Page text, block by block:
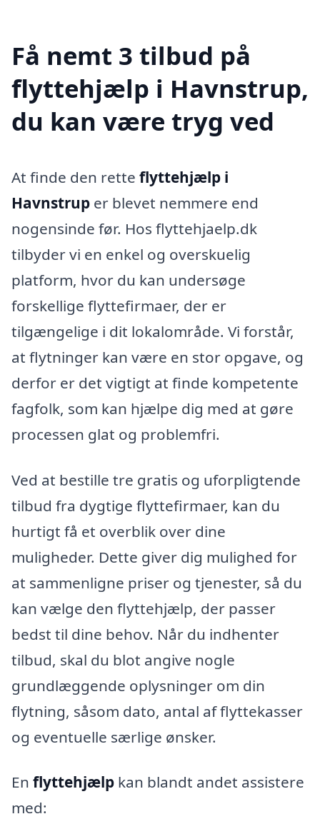
Få nemt 3 tilbud på
flyttehjælp i Havnstrup,
du kan være tryg ved
At finde den rette flyttehjælp i
Havnstrup er blevet nemmere end
nogensinde før. Hos flyttehjaelp.dk
tilbyder vi en enkel og overskuelig
platform, hvor du kan undersøge
forskellige flyttefirmaer, der er
tilgængelige i dit lokalområde. Vi forstår,
at flytninger kan være en stor opgave, og
derfor er det vigtigt at finde kompetente
fagfolk, som kan hjælpe dig med at gøre
processen glat og problemfri.
Ved at bestille tre gratis og uforpligtende
tilbud fra dygtige flyttefirmaer, kan du
hurtigt få et overblik over dine
muligheder. Dette giver dig mulighed for
at sammenligne priser og tjenester, så du
kan vælge den flyttehjælp, der passer
bedst til dine behov. Når du indhenter
tilbud, skal du blot angive nogle
grundlæggende oplysninger om din
flytning, såsom dato, antal af flyttekasser
og eventuelle særlige ønsker.
En flyttehjælp kan blandt andet assistere
med: